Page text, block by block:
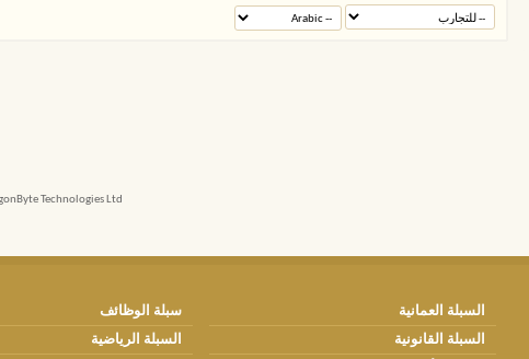
Technologies Ltd.
السبلة العمانية
سبلة الوظائف
السبلة القانونية
السبلة الرياضية